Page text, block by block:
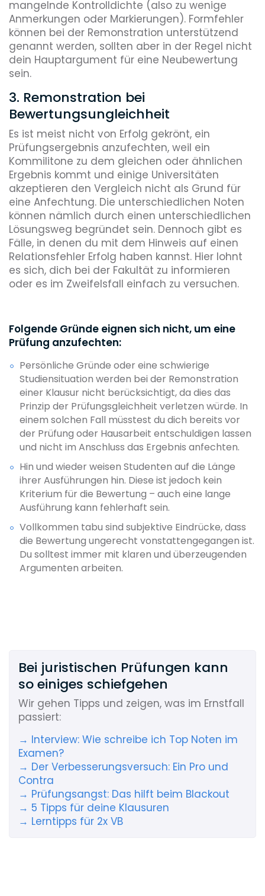
mangelnde Kontrolldichte (also zu wenige
Anmerkungen oder Markierungen). Formfehler
können bei der Remonstration unterstützend
genannt werden, sollten aber in der Regel nicht
dein Hauptargument für eine Neubewertung
sein.
3. Remonstration bei
Bewertungsungleichheit
Es ist meist nicht von Erfolg gekrönt, ein
Prüfungsergebnis anzufechten, weil ein
Kommilitone zu dem gleichen oder ähnlichen
Ergebnis kommt und einige Universitäten
akzeptieren den Vergleich nicht als Grund für
eine Anfechtung. Die unterschiedlichen Noten
können nämlich durch einen unterschiedlichen
Lösungsweg begründet sein. Dennoch gibt es
Fälle, in denen du mit dem Hinweis auf einen
Relationsfehler Erfolg haben kannst. Hier lohnt
es sich, dich bei der Fakultät zu informieren
oder es im Zweifelsfall einfach zu versuchen.
Folgende Gründe eignen sich nicht, um eine
Prüfung anzufechten:
Persönliche Gründe oder eine schwierige
Studiensituation werden bei der Remonstration
einer Klausur nicht berücksichtigt, da dies das
Prinzip der Prüfungsgleichheit verletzen würde. In
einem solchen Fall müsstest du dich bereits vor
der Prüfung oder Hausarbeit entschuldigen lassen
und nicht im Anschluss das Ergebnis anfechten.
Hin und wieder weisen Studenten auf die Länge
ihrer Ausführungen hin. Diese ist jedoch kein
Kriterium für die Bewertung – auch eine lange
Ausführung kann fehlerhaft sein.
Vollkommen tabu sind subjektive Eindrücke, dass
die Bewertung ungerecht vonstattengegangen ist.
Du solltest immer mit klaren und überzeugenden
Argumenten arbeiten.
Bei juristischen Prüfungen kann
so einiges schiefgehen
Wir gehen Tipps und zeigen, was im Ernstfall
passiert:
→ Interview: Wie schreibe ich Top Noten im
Examen?
→ Der Verbesserungsversuch: Ein Pro und
Contra
→ Prüfungsangst: Das hilft beim Blackout
→ 5 Tipps für deine Klausuren
→ Lerntipps für 2x VB